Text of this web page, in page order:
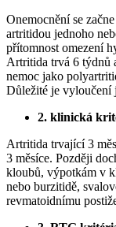
Onemocnění se
artritidou jednoho
přítomnost omezení
Artritida trvá 6 týdnů
nemoc jako
Důležité je
2. klinická
Artritida trvající 3
3 měsíce. Později
kloubů, výpotkám v
nebo burzitidě,
revmatoidnímu